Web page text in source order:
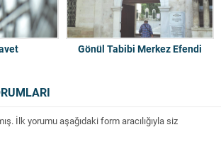
Gönül Tabibi Merkez Efendi
İlk yorumu aşağıdaki form aracılığıyla siz